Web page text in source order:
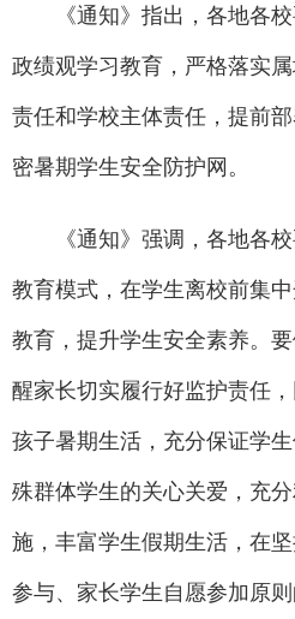
《通知》指出，各地各校
政绩观学习教育，严格落实
责任和学校主体责任，提前
密暑期学生安全防护网。
《通知》强调，各地各校
教育模式，在学生离校前集
教育，提升学生安全素养。
醒家长切实履行好监护责任
孩子暑期生活，充分保证学
殊群体学生的关心关爱，充
施，丰富学生假期生活，在
参与、家长学生自愿参加原